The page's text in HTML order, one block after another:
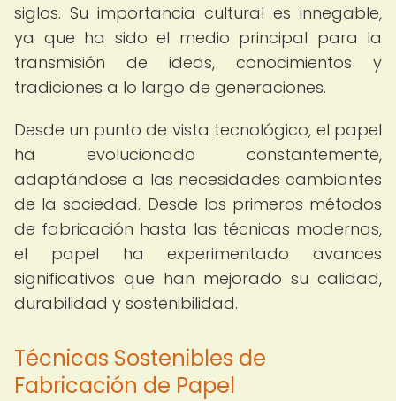
siglos. Su importancia cultural es innegable,
ya que ha sido el medio principal para la
transmisión de ideas, conocimientos y
tradiciones a lo largo de generaciones.
Desde un punto de vista tecnológico, el papel
ha evolucionado constantemente,
adaptándose a las necesidades cambiantes
de la sociedad. Desde los primeros métodos
de fabricación hasta las técnicas modernas,
el papel ha experimentado avances
significativos que han mejorado su calidad,
durabilidad y sostenibilidad.
Técnicas Sostenibles de
Fabricación de Papel